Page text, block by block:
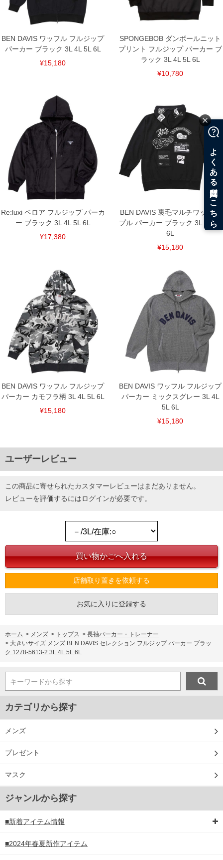
BEN DAVIS ワッフル フルジップ
パーカー ブラック 3L 4L 5L 6L
¥15,180
SPONGEBOB ダンボールニット
プリント フルジップ パーカー ブ
ラック 3L 4L 5L 6L
¥10,780
Re:luxi ベロア フルジップ パーカ
ー ブラック 3L 4L 5L 6L
¥17,380
BEN DAVIS 裏毛マルチワッペン
プル パーカー ブラック 3L 4L 5L
6L
¥15,180
BEN DAVIS ワッフル フルジップ
パーカー カモフラ柄 3L 4L 5L 6L
¥15,180
BEN DAVIS ワッフル フルジップ
パーカー ミックスグレー 3L 4L
5L 6L
¥15,180
ユーザーレビュー
この商品に寄せられたカスタマーレビューはまだありません。
レビューを評価するにはログインが必要です。
店舗取り置きを依頼する
お気に入りに登録する
ホーム > メンズ > トップス > 長袖パーカー・トレーナー
> 大きいサイズ メンズ BEN DAVIS セレクション フルジップ パーカー ブラッ
ク 1278-5613-2 3L 4L 5L 6L
キーワードから探す
カテゴリから探す
メンズ
プレゼント
マスク
ジャンルから探す
■新着アイテム情報
■2024年春夏新作アイテム